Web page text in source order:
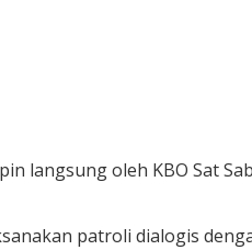
langsung oleh KBO Sat
patroli dialogis